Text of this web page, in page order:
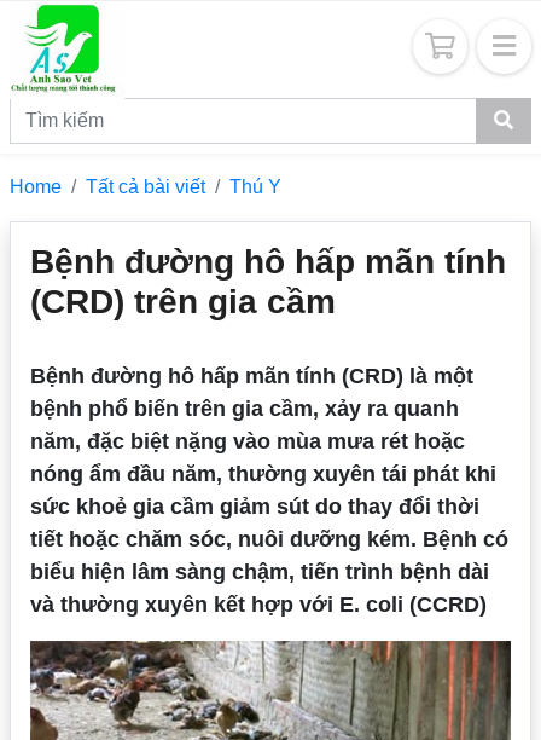
Home Tất cả bài viết Thú Y
Bệnh đường hô hấp mãn tính
(CRD) trên gia cầm
Bệnh đường hô hấp mãn tính (CRD) là một
bệnh phổ biến trên gia cầm, xảy ra quanh
năm, đặc biệt nặng vào mùa mưa rét hoặc
nóng ẩm đầu năm, thường xuyên tái phát khi
sức khoẻ gia cầm giảm sút do thay đổi thời
tiết hoặc chăm sóc, nuôi dưỡng kém. Bệnh có
biểu hiện lâm sàng chậm, tiến trình bệnh dài
và thường xuyên kết hợp với E. coli (CCRD)